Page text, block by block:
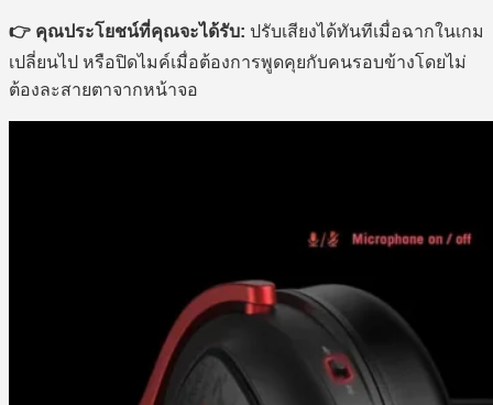
คุณประโยชน์ที่คุณจะได้รับ:
ปรับเสียงได้ทันทีเมื่อฉากในเกม
เปลี่ยนไป หรือปิดไมค์เมื่อต้องการพูดคุยกับคนรอบข้างโดยไม่
ต้องละสายตาจากหน้าจอ